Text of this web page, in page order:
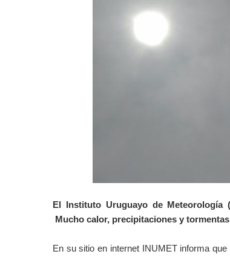
El Instituto Uruguayo de Meteorología
Mucho calor, precipitaciones y
En su sitio en internet INUMET informa